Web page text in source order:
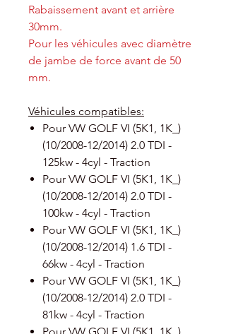
Rabaissement avant et arrière
30mm.
Pour les véhicules avec diamètre
de jambe de force avant de 50
mm.
Véhicules compatibles:
Pour VW GOLF VI (5K1, 1K_)
(10/2008-12/2014) 2.0 TDI -
125kw - 4cyl - Traction
Pour VW GOLF VI (5K1, 1K_)
(10/2008-12/2014) 2.0 TDI -
100kw - 4cyl - Traction
Pour VW GOLF VI (5K1, 1K_)
(10/2008-12/2014) 1.6 TDI -
66kw - 4cyl - Traction
Pour VW GOLF VI (5K1, 1K_)
(10/2008-12/2014) 2.0 TDI -
81kw - 4cyl - Traction
Pour VW GOLF VI (5K1, 1K_)